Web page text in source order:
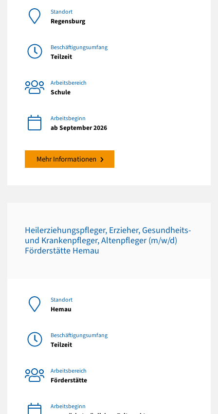
Standort
Regensburg
Beschäftigungsumfang
Teilzeit
Arbeitsbereich
Schule
Arbeitsbeginn
ab September 2026
Mehr Informationen
Heilerziehungspfleger, Erzieher, Gesundheits-
und Krankenpfleger, Altenpfleger (m/w/d)
Förderstätte Hemau
Standort
Hemau
Beschäftigungsumfang
Teilzeit
Arbeitsbereich
Förderstätte
Arbeitsbeginn